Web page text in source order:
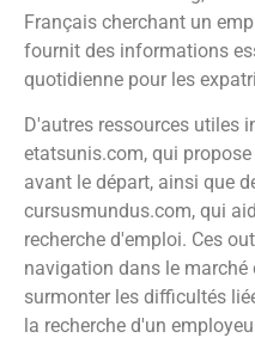
Français cherchant un
fournit des informations
quotidienne pour les
D'autres ressources utiles
etatsunis.com, qui
avant le départ, ainsi que
cursusmundus.com, qui
recherche d'emploi. Ces
navigation dans le
surmonter les difficultés
la recherche d'un